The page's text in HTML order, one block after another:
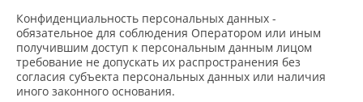
Конфиденциальность персональных данных -
обязательное для соблюдения Оператором или иным
получившим доступ к персональным данным лицом
требование не допускать их распространения без
согласия субъекта персональных данных или наличия
иного законного основания.